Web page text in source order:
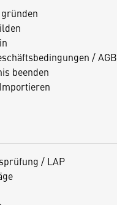
/ AGB
beenden
/ LAP